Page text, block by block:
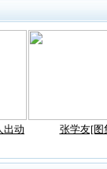
出动
张学友[图